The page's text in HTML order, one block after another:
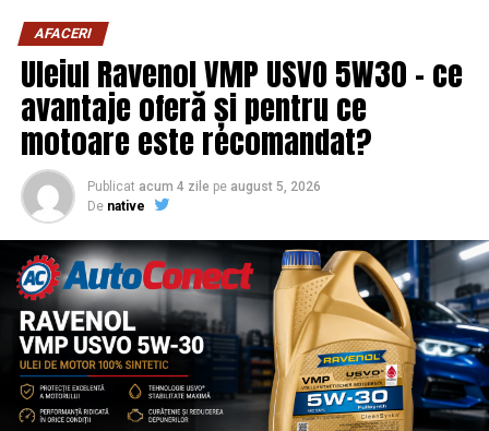
Organizatorii care doresc să crească vizibilitatea unui
eveniment cu acces gratuit pot solicita o ofertă de
promovare din partea echipei EvenimenteGratuite.ro.
Adresa de contact este salut@evenimentegratuite.ro
AFACERI
Uleiul Ravenol VMP USVO 5W30 – ce
avantaje oferă și pentru ce
motoare este recomandat?
Publicat acum 4 zile pe august 5, 2026
De native